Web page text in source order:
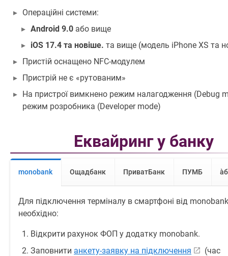
Операційні системи:
Android 9.0 або вище
іOS 17.4 та новіше. та вище (модель iPhone XS та
Пристій оснащено NFC-модулем
Пристрій не є «рутованим»
На пристрої вимкнено режим налагодження (Debug
режим розробника (Developer mode)
Еквайринг у банку
monobank Ощадбанк ПриватБанк ПУМБ
Для підключення терміналу в смартфоні від monobank
необхідно:
Відкрити рахунок ФОП у додатку monobank.
Заповнити анкету-заявку на підключення
(час